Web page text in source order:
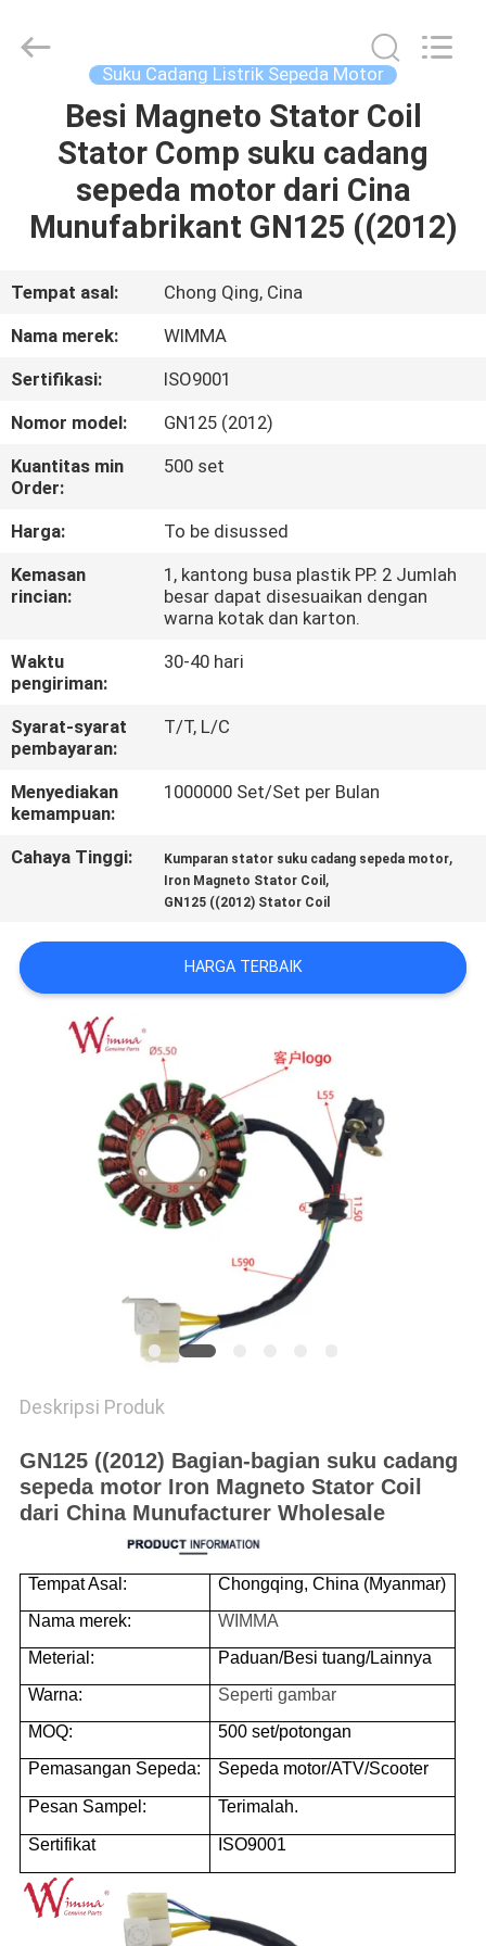
RUMAH
PRODUK
TENTANG
TUR
PABRIK
KONTROL
KUALITAS
MINTA
KUTIPAN
PETA
SITUS
PRIBADI
Spare
Parts
Suku Cadang Listrik Sepeda Motor
Besi Magneto Stator Coil
Stator Comp suku cadang
sepeda motor dari Cina
Munufabrikant GN125 ((2012)
Tempat asal:
Chong Qing, Cina
Nama merek:
WIMMA
Sertifikasi:
ISO9001
Nomor model:
GN125 (2012)
Kuantitas min
Order:
500 set
Harga:
To be disussed
Kemasan
rincian:
1, kantong busa plastik PP. 2 Jumlah
besar dapat disesuaikan dengan
warna kotak dan karton.
Waktu
pengiriman:
30-40 hari
Syarat-syarat
pembayaran:
T/T, L/C
Menyediakan
kemampuan:
1000000 Set/Set per Bulan
Cahaya Tinggi: Kumparan stator suku cadang sepeda motor,
Iron Magneto Stator Coil ,
GN125 ((2012) Stator Coil
HARGA TERBAIK
Deskripsi Produk
GN125 ((2012) Bagian-bagian suku cadang
sepeda motor Iron Magneto Stator Coil
dari China Munufacturer Wholesale
Tempat Asal:
Chongqing, China (Myanmar)
Nama merek:
WIMMA
Meterial:
Paduan/Besi tuang/Lainnya
Warna:
Seperti gambar
MOQ:
500 set/potongan
Pemasangan Sepeda:
Sepeda motor/ATV/Scooter
Pesan Sampel: Terimalah.
Sertifikat ISO9001